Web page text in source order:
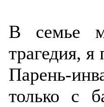
В семье
трагедия,
Парень-
только с